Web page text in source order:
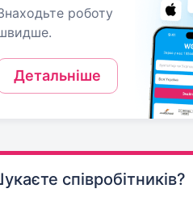
роботу
Детальніше
співробітників?